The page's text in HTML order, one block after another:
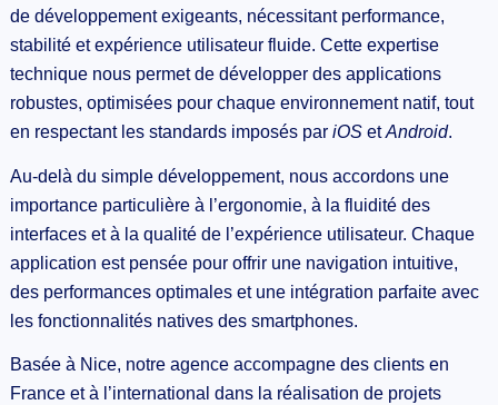
de développement exigeants, nécessitant performance,
stabilité et expérience utilisateur fluide. Cette expertise
technique nous permet de développer des applications
robustes, optimisées pour chaque environnement natif, tout
en respectant les standards imposés par iOSetAndroid.
Au-delà du simple développement, nous accordons une
importance particulière à l’ergonomie, à la fluidité des
interfaces et à la qualité de l’expérience utilisateur. Chaque
application est pensée pour offrir une navigation intuitive,
des performances optimales et une intégration parfaite avec
les fonctionnalités natives des smartphones.
Basée à Nice, notre agence accompagne des clients en
France et à l’international dans la réalisation de projets